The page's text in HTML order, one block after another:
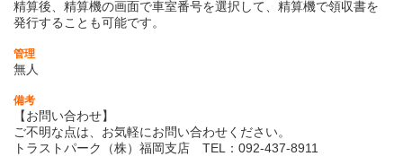
精算後、精算機の画面で車室番号を選択して、精算機で領収書を
発行することも可能です。
管理
無人
備考
【お問い合わせ】
ご不明な点は、お気軽にお問い合わせください。
トラストパーク（株）福岡支店 TEL：092-437-8911